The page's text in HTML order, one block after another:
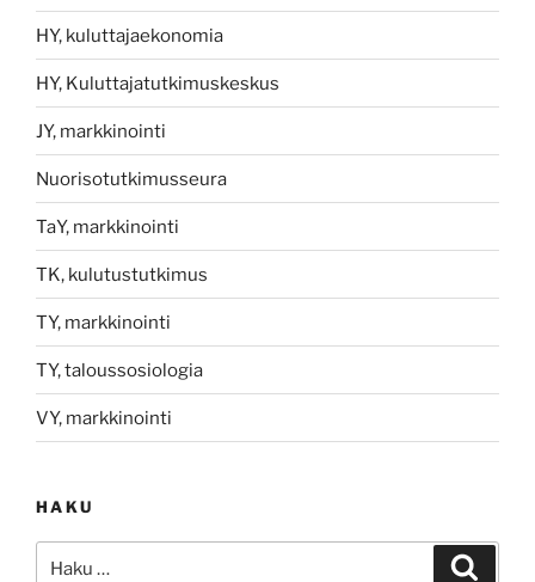
HY, kuluttajaekonomia
HY, Kuluttajatutkimuskeskus
JY, markkinointi
Nuorisotutkimusseura
TaY, markkinointi
TK, kulutustutkimus
TY, markkinointi
TY, taloussosiologia
VY, markkinointi
HAKU